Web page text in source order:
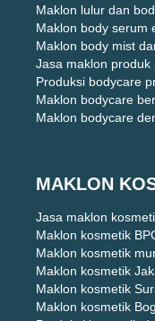
Maklon lulur dan
Maklon body serum
Maklon body mist
Jasa maklon produk
Produksi bodycare
Maklon bodycare
Maklon bodycare
MAKLON
Jasa maklon
Maklon kosmetik
Maklon kosmetik
Maklon kosmetik
Maklon kosmetik
Maklon kosmetik